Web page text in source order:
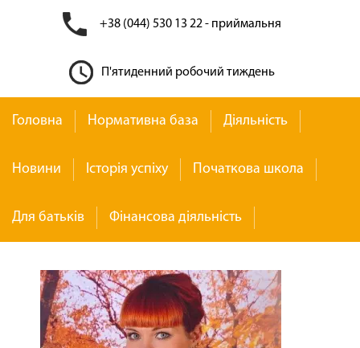
+38 (044) 530 13 22 - приймальня
П'ятиденний робочий тиждень
Головна Нормативна база Діяльність
Новини Історія успіху Початкова школа
Для батьків Фінансова діяльність